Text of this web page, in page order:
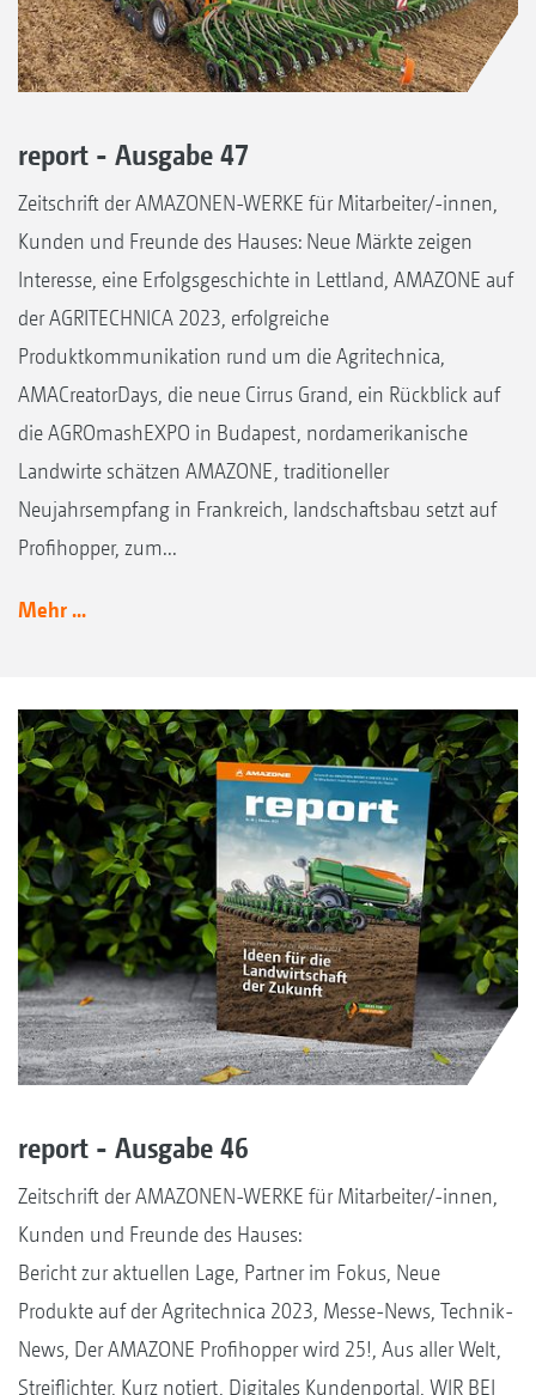
report - Ausgabe 47
Zeitschrift der AMAZONEN-WERKE für Mitarbeiter/-innen,
Kunden und Freunde des Hauses: Neue Märkte zeigen
Interesse, eine Erfolgsgeschichte in Lettland, AMAZONE auf
der AGRITECHNICA 2023, erfolgreiche
Produktkommunikation rund um die Agritechnica,
AMACreatorDays, die neue Cirrus Grand, ein Rückblick auf
die AGROmashEXPO in Budapest, nordamerikanische
Landwirte schätzen AMAZONE, traditioneller
Neujahrsempfang in Frankreich, landschaftsbau setzt auf
Profihopper, zum...
Mehr ...
report - Ausgabe 46
Zeitschrift der AMAZONEN-WERKE für Mitarbeiter/-innen,
Kunden und Freunde des Hauses:
Bericht zur aktuellen Lage, Partner im Fokus, Neue
Produkte auf der Agritechnica 2023, Messe-News, Technik-
News, Der AMAZONE Profihopper wird 25!, Aus aller Welt,
Streiflichter, Kurz notiert, Digitales Kundenportal, WIR BEI